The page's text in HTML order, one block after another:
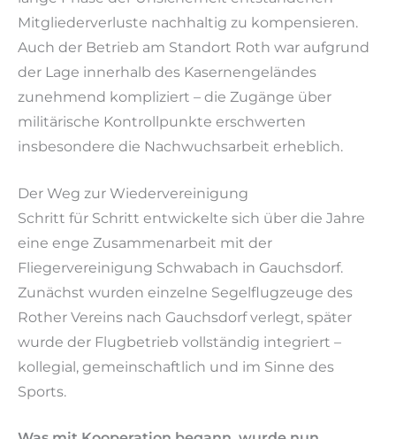
Mitgliederverluste nachhaltig zu kompensieren.
Auch der Betrieb am Standort Roth war aufgrund
der Lage innerhalb des Kasernengeländes
zunehmend kompliziert – die Zugänge über
militärische Kontrollpunkte erschwerten
insbesondere die Nachwuchsarbeit erheblich.
Der Weg zur Wiedervereinigung
Schritt für Schritt entwickelte sich über die Jahre
eine enge Zusammenarbeit mit der
Fliegervereinigung Schwabach in Gauchsdorf.
Zunächst wurden einzelne Segelflugzeuge des
Rother Vereins nach Gauchsdorf verlegt, später
wurde der Flugbetrieb vollständig integriert –
kollegial, gemeinschaftlich und im Sinne des
Sports.